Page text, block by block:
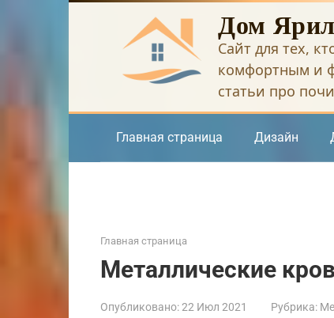
Дом
Сайт для тех,
комфортным и
статьи про
Главная страница Дизайн
Главная страница
Металлические
Опубликовано:22 Июл 2021 Рубрика: